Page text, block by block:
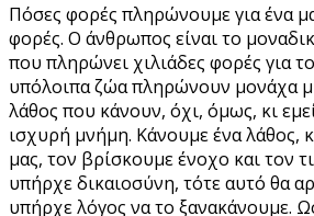
Πόσες φορές πληρώνουμε για ένα
φορές. Ο άνθρωπος είναι το
που πληρώνει χιλιάδες φορές για
υπόλοιπα ζώα πληρώνουν μονάχα
λάθος που κάνουν, όχι, όμως, κι
ισχυρή μνήμη. Κάνουμε ένα λάθος,
μας, τον βρίσκουμε ένοχο και τον
υπήρχε δικαιοσύνη, τότε αυτό θα
υπήρχε λόγος να το ξανακάνουμε.